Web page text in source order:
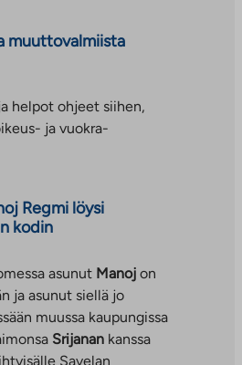
n
l
t
e
e
n
muuttovalmiista
helpot ohjeet siihen,
ja vuokra-
Regmi löysi
kodin
asunut Manoj on
ja asunut siellä jo
muussa kaupungissa
Srijanan kanssa
Savelan